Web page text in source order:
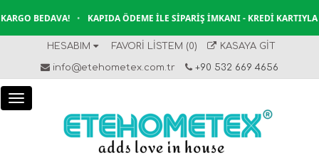
BEDAVA! • KAPIDA ÖDEME İLE SIPARIŞ İMKANI - KREDI KARTIYLA
HESABIM FAVORI LISTEM (0) KASAYA GIT
info@etehometex.com.tr +90 532 669 4656